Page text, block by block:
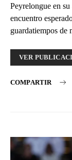
Peyrelongue en
encuentro
guardatiempos de
VER
COMPARTIR